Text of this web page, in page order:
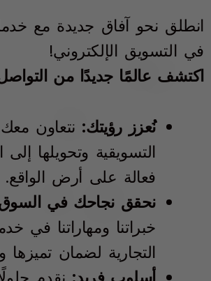
انطلق نحو آفاق جديدة مع
في التسويق الإلكتروني!
اكتشف عالمًا جديدًا من التواصل
نُعزز رؤيتك: نتعاون
التسويقية وتحويلها إلى
فعالة على أرض الواقع.
نحقق نجاحك في
خبراتنا ومهاراتنا في
التجارية لضمان تميزها